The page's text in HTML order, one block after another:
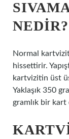
NEDIR?
Normal
hissettirir.
kartvizitin üst
Yaklaşık 350
gramlık bir